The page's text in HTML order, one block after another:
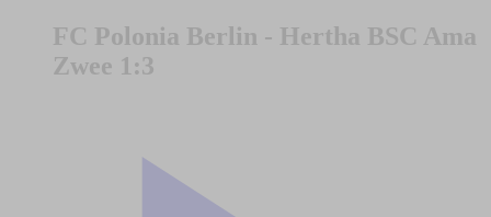
FC Polonia Berlin - Hertha BSC Ama
Zwee 1:3